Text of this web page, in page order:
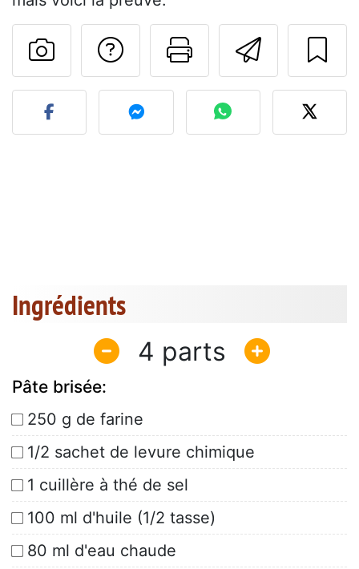
Imprimer
Poser une
Publier votre photo de
Ingrédients
4
Pâte brisée:
250 g de farine
1/2 sachet de levure chimique
1 cuillère à thé de sel
100 ml d'huile (1/2 tasse)
80 ml d'eau chaude